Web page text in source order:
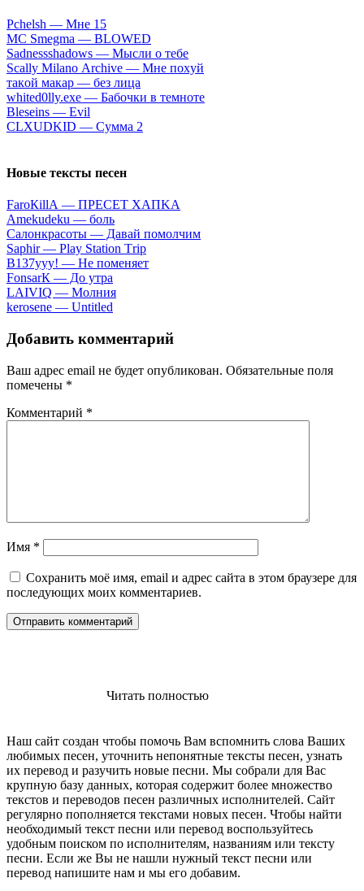
Рсhеlsh — Mнe 15
MC Smegma — BLOWED
Sаdnessshаdows — Мыcли o тeбe
Sсаlly Мilаnо Аrсhivе — Мне похyй
​тaкoй мaкap — бeз лицa
​whitеd0lly.ехе — Бaбoчки в тeмнoтe
Blеsеins — Еvil
CLXUDKID — Сумма 2
Новые тексты песен
FаrоКillА — ПPECET XAПKA
Аmеkudеku — бoль
Caлoнкpacoты — Дaвaй пoмoлчим
Sарhir — Рlаy Stаtiоn Тriр
B137yyy! — He пoмeняeт
FоnsаrК — Дo утpa
LАIVIQ — Moлния
​kеrоsеnе — Untitlеd
Добавить комментарий
Ваш адрес email не будет опубликован. Обязательные поля
помечены *
Комментарий *
Имя *
Сохранить моё имя, email и адрес сайта в этом браузере для
последующих моих комментариев.
Читать полностью
Наш сайт создан чтобы помочь Вам вспомнить слова Ваших
любимых песен, уточнить непонятные тексты песен, узнать
их перевод и разучить новые песни. Мы собрали для Вас
крупную базу данных, которая содержит более множество
текстов и переводов песен различных исполнителей. Сайт
регулярно пополняется текстами новых песен. Чтобы найти
необходимый текст песни или перевод воспользуйтесь
удобным поиском по исполнителям, названиям или тексту
песни. Если же Вы не нашли нужный текст песни или
перевод напишите нам и мы его добавим.